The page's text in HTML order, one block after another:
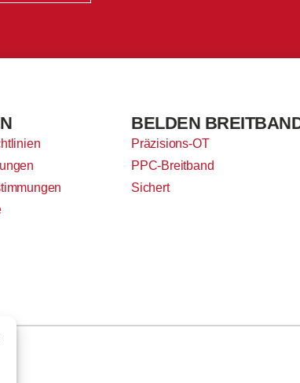
BELDEN
Präzisions-OT
PPC-Breitband
Sichert